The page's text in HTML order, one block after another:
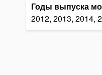
Годы выпуска
2012, 2013, 2014,